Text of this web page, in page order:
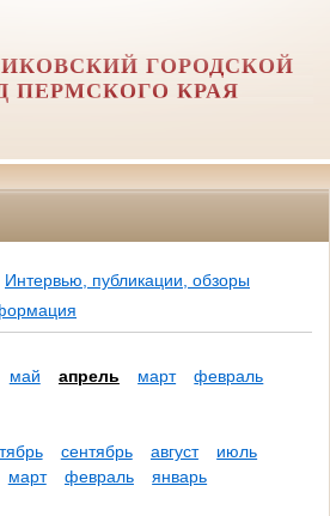
ГОРОДСКОЙ
ПЕРМСКОГО КРАЯ
Интервью, публикации, обзоры
май апрель март
февраль
сентябрь август
июль
март февраль
январь